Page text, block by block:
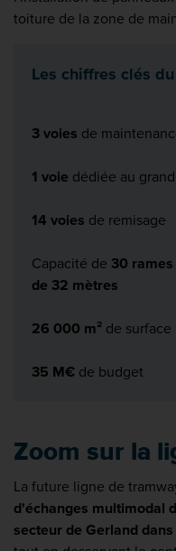
toiture de la zone de
Les chiffres clés
3 voies de
1 voie dédiée au
14 voies de remisage
Capacité de 30
de 32 mètres
26 000 m² de surface
35 M€ de budget
Zoom sur la
La future ligne de
d'échanges multimodal
secteur de Gerland dans